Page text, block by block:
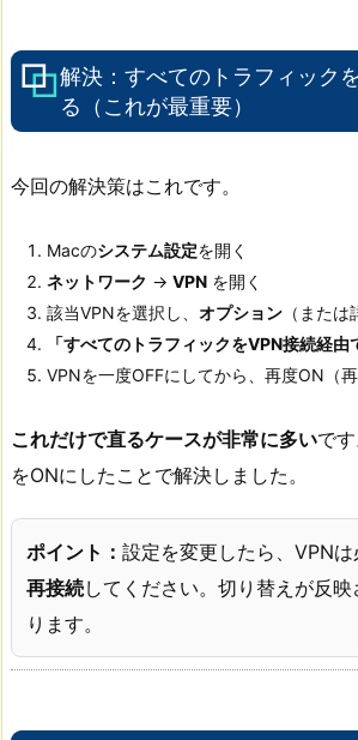
解決：すべてのトラフィック
る（これが最重要）
今回の解決策はこれです。
Macのシステム設定を開く
ネットワーク → VPN を開く
該当VPNを選択し、 オプション （または
「すべてのトラフィックをVPN接続経由
VPNを一度OFFにしてから、再度ON（
これだけで直るケースが非常に多いで
をONにしたことで解決しました。
ポイント： 設定を変更したら、VPNは
再接続してください。切り替えが反
ります。